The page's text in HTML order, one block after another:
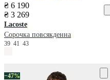
₴ 6 190
₴ 3 269
Lacoste
Сорочка повсякденна
39 41 43
−47%